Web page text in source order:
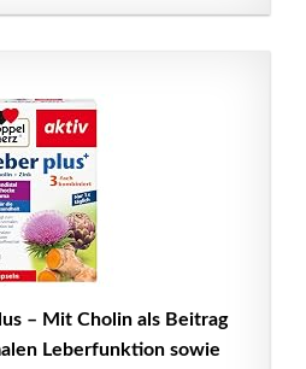
– Mit Cholin als Beitrag
Leberfunktion sowie